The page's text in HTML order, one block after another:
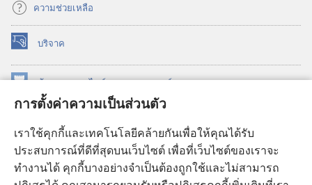
การตั้งค่าความเป็นส่วนตัว
เราใช้คุกกี้และเทคโนโลยีคล้ายกันเพื่อให้คุณได้รับ
ประสบการณ์ที่ดีที่สุดบนเว็บไซต์ เพื่อที่เว็บไซต์ของเราจะ
ทำงานได้ คุกกี้บางอย่างจำเป็นต้องถูกใช้และไม่สามารถ
ความช่วยเหลือ
บริจาค
(เปิด
หน้าต่าง
ใหม่) ห้องสมุดออนไลน์ของวอชเทาเวอร์
หน้าต่าง
®
หน้าต่าง
ใหม่) JW Library®
ห้องสมุดว็อชเทาเวอร์ ®